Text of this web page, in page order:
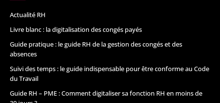
Actualité RH
Livre blanc : la digitalisation des congés payés
Guide pratique : le guide RH de la gestion des congés et des
absences
Suivi des temps : le guide indispensable pour être conforme au Code
du Travail
Guide RH – PME : Comment digitaliser sa fonction RH en moins de